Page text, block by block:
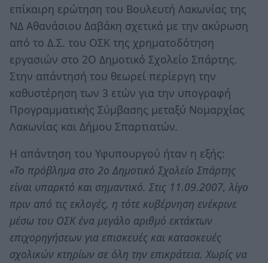
επίκαιρη ερώτηση του Βουλευτή Λακωνίας της
ΝΔ Αθανάσιου Δαβάκη σχετικά με την ακύρωση
από το Δ.Σ. του ΟΣΚ της χρηματοδότηση
εργασιών στο 2Ο Δημοτικό Σχολείο Σπάρτης.
Στην απάντησή του θεωρεί περίεργη την
καθυστέρηση των 3 ετών για την υπογραφή
Προγραμματικής Σύμβασης μεταξύ Νομαρχίας
Λακωνίας και Δήμου Σπαρτιατών.
Η απάντηση του Υφυπουργού ήταν η εξής:
«Το πρόβλημα στο 2ο Δημοτικό Σχολείο Σπάρτης
είναι υπαρκτό και σημαντικό. Στις 11.09.2007, λίγο
πριν από τις εκλογές, η τότε κυβέρνηση ενέκρινε
μέσω του ΟΣΚ ένα μεγάλο αριθμό εκτάκτων
επιχορηγήσεων για επισκευές και κατασκευές
σχολικών κτηρίων σε όλη την επικράτεια. Χωρίς να